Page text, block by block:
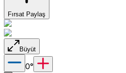
Fırsat Paylaş
Büyüt
0°